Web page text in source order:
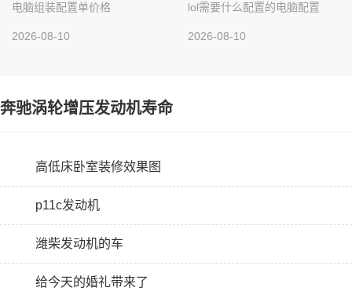
电脑组装配置单价格
2026-08-10
lol需要什么配置的电脑配置
2026-08-10
奔驰涡轮增压发动机寿命
高低床卧室装修效果图
p11c发动机
潍柴发动机的车
给今天的婚礼带来了